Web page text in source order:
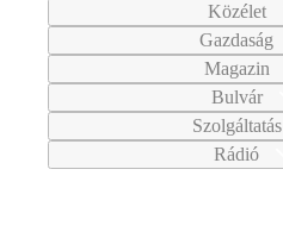
Közélet
Gazdaság
Magazin
Bulvár
Szolgáltatás
Rádió